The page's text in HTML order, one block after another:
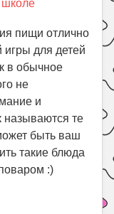
школе
пищи отлично
игры для детей
в обычное
не
и
называются те
быть ваш
такие блюда
:)